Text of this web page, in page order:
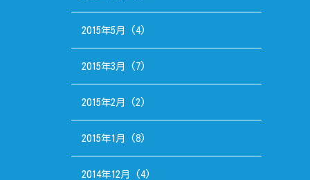
2015年5月 (4)
2015年3月 (7)
2015年2月 (2)
2015年1月 (8)
2014年12月 (4)